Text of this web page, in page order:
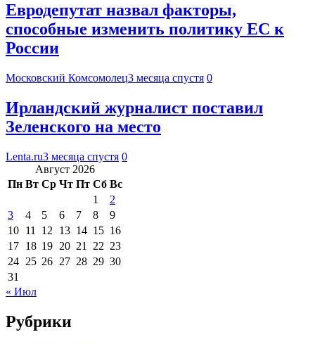
Евродепутат назвал факторы,
способные изменить политику ЕС к
России
Московский Комсомолец3 месяца спустя 0
Ирландский журналист поставил
Зеленского на место
Lenta.ru3 месяца спустя 0
Август 2026
Пн Вт Ср Чт Пт Сб Вс
1
2
3
4 5 6 7 8
9
10 11 12 13 14 15 16
17 18 19 20 21 22 23
24 25 26 27 28 29 30
31
« Июл
Рубрики